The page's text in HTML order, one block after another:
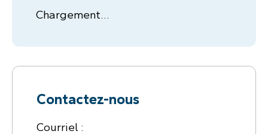
Chargement…
Contactez-nous
Courriel :